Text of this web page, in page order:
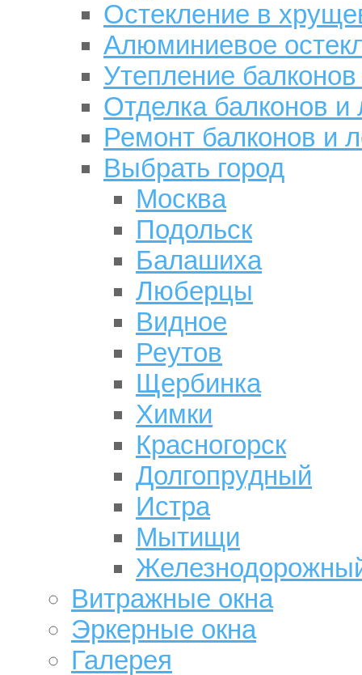
Остекление в
Алюминиевое
Утепление
Отделка балконов и
Ремонт балконов и
Выбрать город
Москва
Подольск
Балашиха
Люберцы
Видное
Реутов
Щербинка
Химки
Красногорск
Долгопрудный
Истра
Мытищи
Витражные окна
Эркерные окна
Галерея